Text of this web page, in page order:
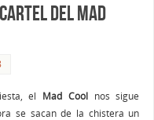
cartel del Mad
el Mad Coolnos sigue
se sacan de la chistera un